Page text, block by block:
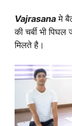
Vajrasana मे
की चर्बी भी
मिलते है।